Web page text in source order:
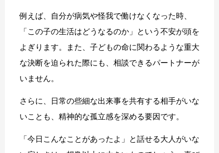
例えば、自分が病気や怪我で働けなくなった時、
「この子の生活はどうなるのか」という不安が頭を
よぎります。また、子どもの命に関わるような重大
な決断を迫られた際にも、相談できるパートナーが
いません。
さらに、日常の些細な出来事を共有する相手がいな
いことも、精神的な孤立感を深める要因です。
「今日こんなことがあったよ」と話せる大人がいな